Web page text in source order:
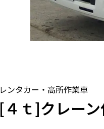
レンタカー・高所作業車
[４ｔ]クレー